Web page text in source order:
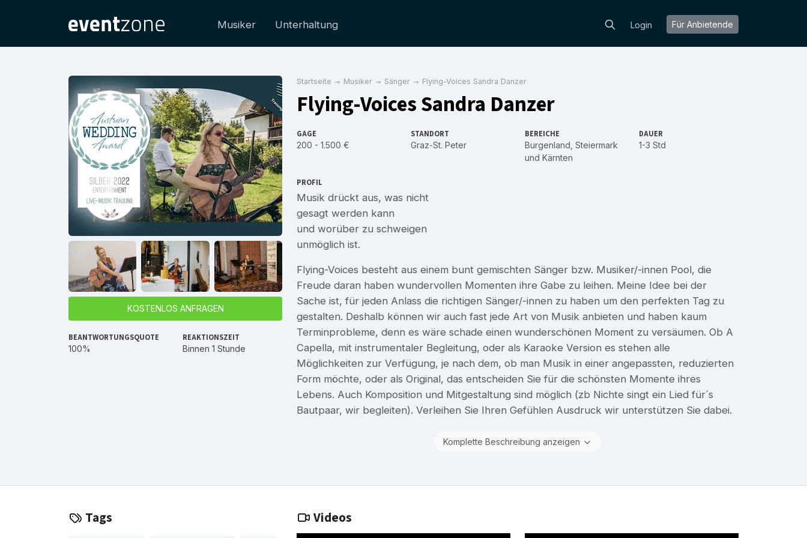
Musiker Unterhaltung Login Für Anbietende
KOSTENLOS ANFRAGEN
BEANTWORTUNGSQUOTE
100%
REAKTIONSZEIT
Binnen 1 Stunde
Startseite Musiker Sänger Flying-Voices Sandra Danzer
Flying-Voices Sandra Danzer
GAGE
200 - 1.500 €
STANDORT
Graz-St. Peter
BEREICHE
Burgenland Steiermark
und Kärnten
DAUER
1-3 Std
PROFIL
Musik drückt aus, was nicht
gesagt werden kann
und worüber zu schweigen
unmöglich ist.
Flying-Voices besteht aus einem bunt gemischten Sänger bzw. Musiker/-innen Pool, die
Freude daran haben wundervollen Momenten ihre Gabe zu leihen. Meine Idee bei der
Sache ist, für jeden Anlass die richtigen Sänger/-innen zu haben um den perfekten Tag zu
gestalten. Deshalb können wir auch fast jede Art von Musik anbieten und haben kaum
Terminprobleme, denn es wäre schade einen wunderschönen Moment zu versäumen. Ob A
Capella, mit instrumentaler Begleitung, oder als Karaoke Version es stehen alle
Möglichkeiten zur Verfügung, je nach dem, ob man Musik in einer angepassten, reduzierten
Form möchte, oder als Original, das entscheiden Sie für die schönsten Momente ihres
Lebens. Auch Komposition und Mitgestaltung sind möglich (zb Nichte singt ein Lied für´s
Bautpaar, wir begleiten). Verleihen Sie Ihren Gefühlen Ausdruck wir unterstützen Sie dabei.
Komplette Beschreibung anzeigen
Tags Videos